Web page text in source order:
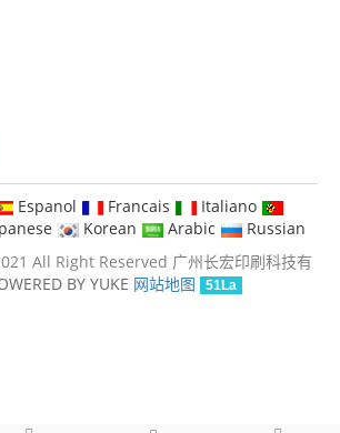
Espanol Francais
Italiano
Korean Arabic
Russian
All Right Reserved 广州长宏印刷科技有
BY YUKE 网站地图 51La